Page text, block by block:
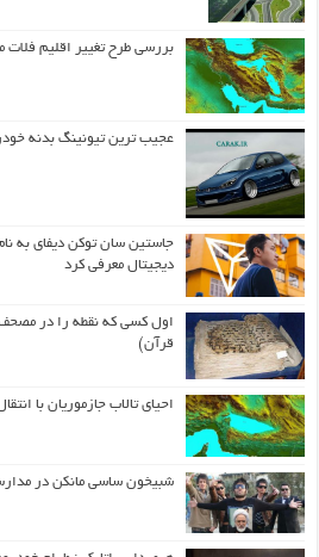
بررسی طرح تغییر اقلیم فلات
عجیب ترین تیونینگ بدنه
جاستین سان توکن دیفای به
دیجیتال معرفی کرد
اول كسی كه نقطه را در مصحف
قرآن)
احیای تالاب جازموریان با
شبیخون ساسی مانکن در